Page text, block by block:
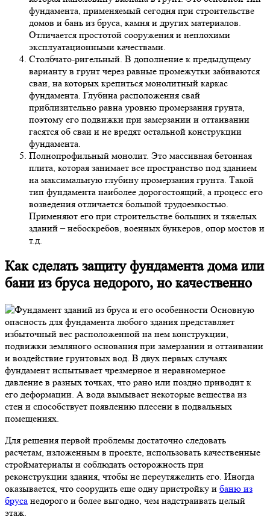
фундамента, применяемый сегодня при строительстве
домов и бань из бруса, камня и других материалов.
Отличается простотой сооружения и неплохими
эксплуатационными качествами.
Столбчато-ригельный. В дополнение к предыдущему
варианту в грунт через равные промежутки забиваются
сваи, на которых крепиться монолитный каркас
фундамента. Глубина расположения свай
приблизительно равна уровню промерзания грунта,
поэтому его подвижки при замерзании и оттаивании
гасятся об сваи и не вредят остальной конструкции
фундамента.
Полнопрофильный монолит. Это массивная бетонная
плита, которая занимает все пространство под зданием
на максимальную глубину промерзания грунта. Такой
тип фундамента наиболее дорогостоящий, а процесс его
возведения отличается большой трудоемкостью.
Применяют его при строительстве больших и тяжелых
зданий – небоскребов, военных бункеров, опор мостов и
т.д.
Как сделать защиту фундамента дома или
бани из бруса недорого, но качественно
Основную
опасность для фундамента любого здания представляет
избыточный вес расположенной на нем конструкции,
подвижки земляного основания при замерзании и оттаивании
и воздействие грунтовых вод. В двух первых случаях
фундамент испытывает чрезмерное и неравномерное
давление в разных точках, что рано или поздно приводит к
его деформации. А вода вымывает некоторые вещества из
стен и способствует появлению плесени в подвальных
помещениях.
Для решения первой проблемы достаточно следовать
расчетам, изложенным в проекте, использовать качественные
стройматериалы и соблюдать осторожность при
реконструкции здания, чтобы не переутяжелить его. Иногда
оказывается, что соорудить еще одну пристройку и баню из
бруса недорого и более выгодно, чем надстраивать целый
этаж.